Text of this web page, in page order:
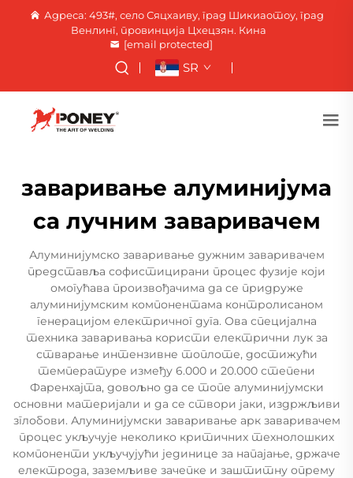
Адреса: 493#, село Сяцхаиву, град Шикиаотоу, град
Венлинг, провинција Цхецзян. Кина
[email protected]
SR
заваривање алуминијума
са лучним заваривачем
Алуминијумско заваривање дужним заваривачем
представља софистицирани процес фузије који
омогућава произвођачима да се придруже
алуминијумским компонентама контролисаном
генерацијом електричног дуга. Ова специјална
техника заваривања користи електрични лук за
стварање интензивне топлоте, достижући
температуре између 6.000 и 20.000 степени
Фаренхајта, довољно да се топе алуминијумски
основни материјали и да се створи јаки, издржљиви
зглобови. Алуминијумски заваривање арк заваривачем
процес укључује неколико критичних технолошких
компоненти укључујући јединице за напајање, држаче
електрода, заземљиве зачепке и заштитну опрему